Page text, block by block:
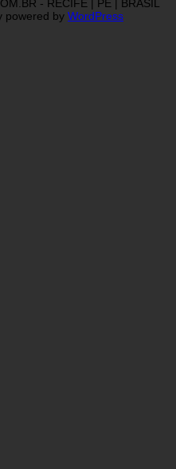
- RECIFE | PE | BRASIL
powered by WordPress